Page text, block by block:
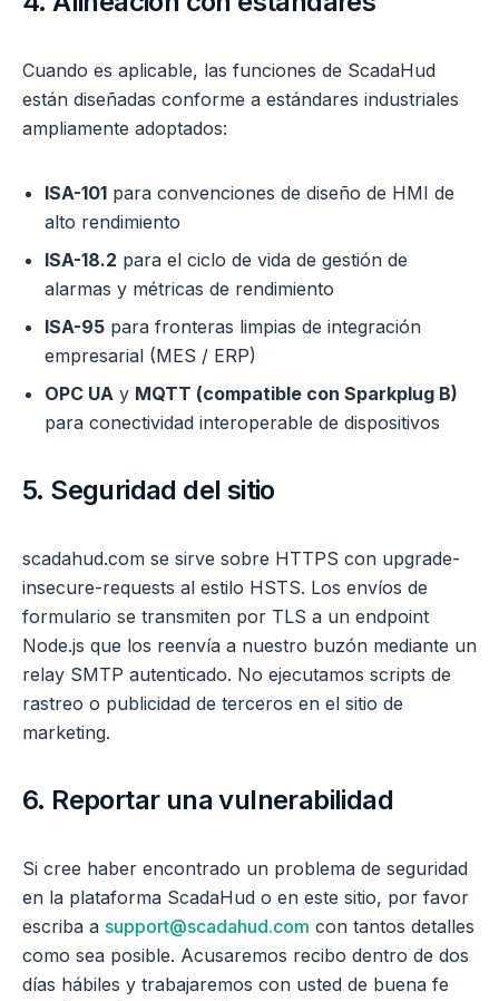
Cuando es aplicable, las funciones de ScadaHud
están diseñadas conforme a estándares industriales
ampliamente adoptados:
ISA-101 para convenciones de diseño de HMI de
alto rendimiento
ISA-18.2 para el ciclo de vida de gestión de
alarmas y métricas de rendimiento
ISA-95 para fronteras limpias de integración
empresarial (MES / ERP)
OPC UA y MQTT (compatible con Sparkplug B)
para conectividad interoperable de dispositivos
5. Seguridad del sitio
scadahud.com se sirve sobre HTTPS con upgrade-
insecure-requests al estilo HSTS. Los envíos de
formulario se transmiten por TLS a un endpoint
Node.js que los reenvía a nuestro buzón mediante un
relay SMTP autenticado. No ejecutamos scripts de
rastreo o publicidad de terceros en el sitio de
marketing.
6. Reportar una vulnerabilidad
Si cree haber encontrado un problema de seguridad
en la plataforma ScadaHud o en este sitio, por favor
escriba a support@scadahud.com con tantos detalles
como sea posible. Acusaremos recibo dentro de dos
días hábiles y trabajaremos con usted de buena fe